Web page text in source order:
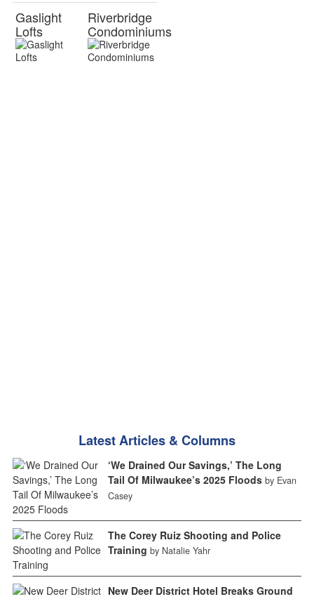
Gaslight
Lofts
Riverbridge
Condominiums
Latest Articles & Columns
‘We Drained Our Savings,’ The Long
Tail Of Milwaukee’s 2025 Floods by Evan
Casey
The Corey Ruiz Shooting and Police
Training by Natalie Yahr
New Deer District Hotel Breaks Ground